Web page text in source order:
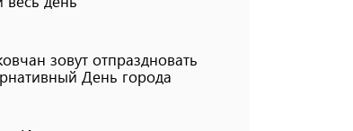
зовут отпраздновать
День города